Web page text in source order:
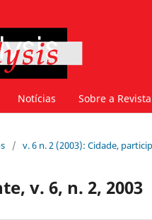
Notícias Sobre a
/ v. 6 n. 2 (2003): Cidade,
v. 6, n. 2, 2003